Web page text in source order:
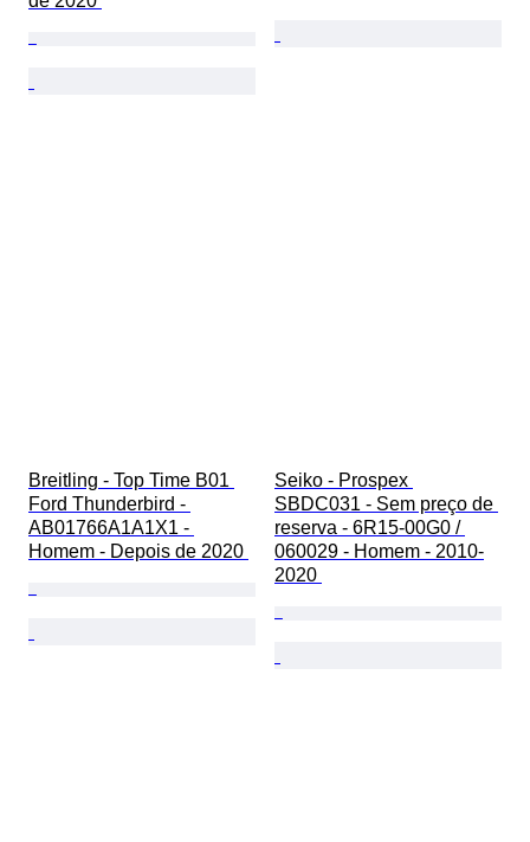
Breitling - Top Time B01
Ford Thunderbird -
AB01766A1A1X1 -
Homem - Depois de 2020
Seiko - Prospex
SBDC031 - Sem preço de
reserva - 6R15-00G0 /
060029 - Homem - 2010-
2020